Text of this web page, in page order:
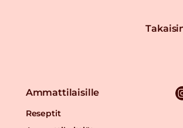
Ammattilaisille
Reseptit